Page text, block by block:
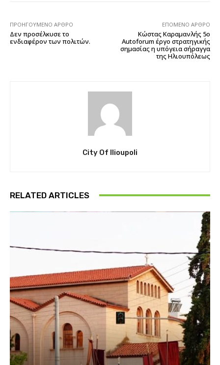
ΠΡΟΗΓΟΎΜΕΝΟ ΆΡΘΡΟ
Δεν προσέλκυσε το
ενδιαφέρον των πολιτών.
ΕΠΌΜΕΝΟ ΆΡΘΡΟ
Κώστας Καραμανλής 5ο
Autoforum έργο στρατηγικής
σημασίας η υπόγεια σήραγγα
της Ηλιουπόλεως
City Of Ilioupoli
RELATED ARTICLES